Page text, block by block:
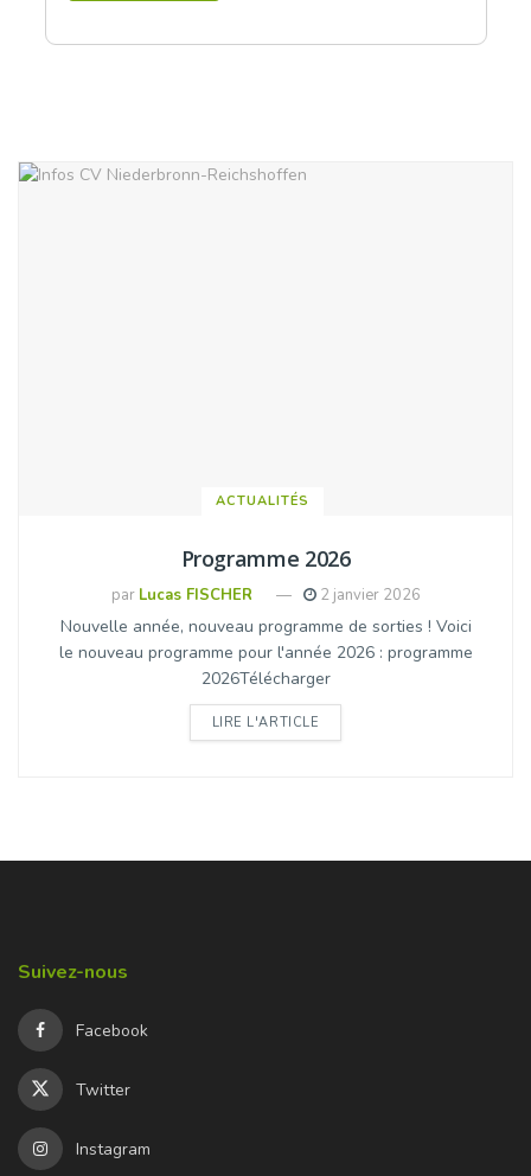
ACTUALITÉS
Programme 2026
par Lucas FISCHER 2 janvier 2026
Nouvelle année, nouveau programme de sorties ! Voici
le nouveau programme pour l'année 2026 : programme
2026Télécharger
LIRE L'ARTICLE
Suivez-nous
Facebook
Twitter
Instagram